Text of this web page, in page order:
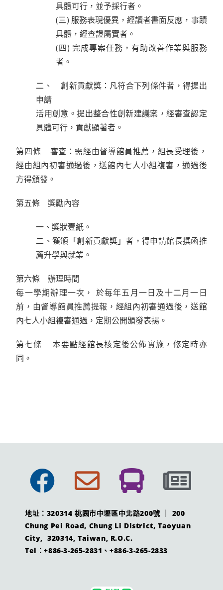
具體可行，並予採行者。
(三) 服務表現優異，經讀者書面反應，事蹟
具體，經查證屬實者。
(四) 完成專案任務，有助改善作業與服務
者。
二、 創新貢獻獎：凡符合下列條件者，得提出
申請
活用創意。提出整合性創新建議案，經審查認定
具體可行，貢獻顯著者。
第四條 審查：需經由督導館員推薦，組長受理後，
經由組內初審通過後，送館內七人小組複審，通過後
方得頒發。
第五條 獎勵內容
一、獎狀壹紙。
二、獲頒「創新貢獻獎」者，得申請館長撰函推
薦升學與就業。
第六條 辦理時間
每一學期辦理一次， 於每年五月一日及十二月一日
前，由督導館員推薦提報，經組內初審通過後，送館
內七人小組複審通過，定期公開頒發表揚。
第七條 本要點經館長核定後公佈實施，修定時亦
同。
地址：320314 桃園市中壢區中北路200號 ｜ 200
Chung Pei Road, Chung Li District, Taoyuan
City, 320314, Taiwan, R.O.C.
Tel：+886-3-265-2831、+886-3-265-2833